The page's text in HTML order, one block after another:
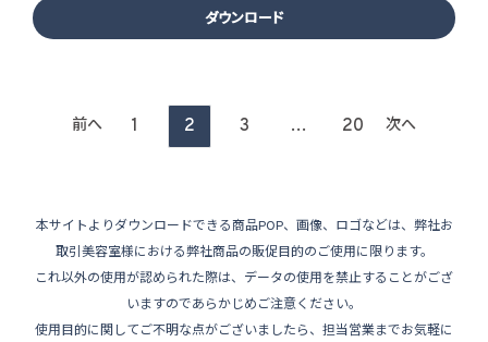
ダウンロード
ペ
ー
前へ 1 2 3 … 20 次へ
本サイトよりダウンロードできる商品POP、画像、ロゴなどは、弊社お
取引美容室様における弊社商品の販促目的のご使用に限ります。
これ以外の使用が認められた際は、データの使用を禁止することがござ
いますのであらかじめご注意ください。
使用目的に関してご不明な点がございましたら、担当営業までお気軽に